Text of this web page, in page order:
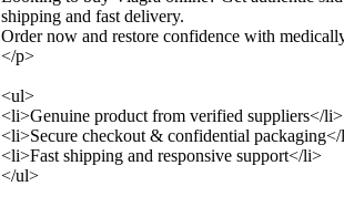
shipping and fast delivery.
Order now and restore confidence with
</p>
<ul>
<li>Genuine product from verified suppliers</li>
<li>Secure checkout & confidential
<li>Fast shipping and responsive support</li>
</ul>